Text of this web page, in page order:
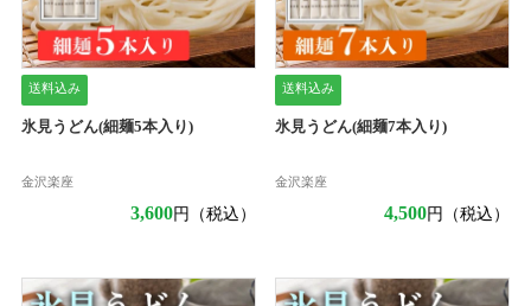
送料込み
氷見うどん(細麺5本入り)
金沢楽座
3,600円（税込）
送料込み
氷見うどん(細麺7本入り)
金沢楽座
4,500円（税込）